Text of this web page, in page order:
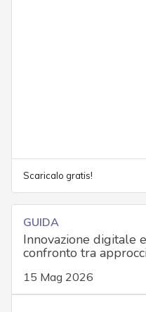
Scaricalo gratis!
GUIDA
Innovazione digitale
confronto tra
15 Mag 2026